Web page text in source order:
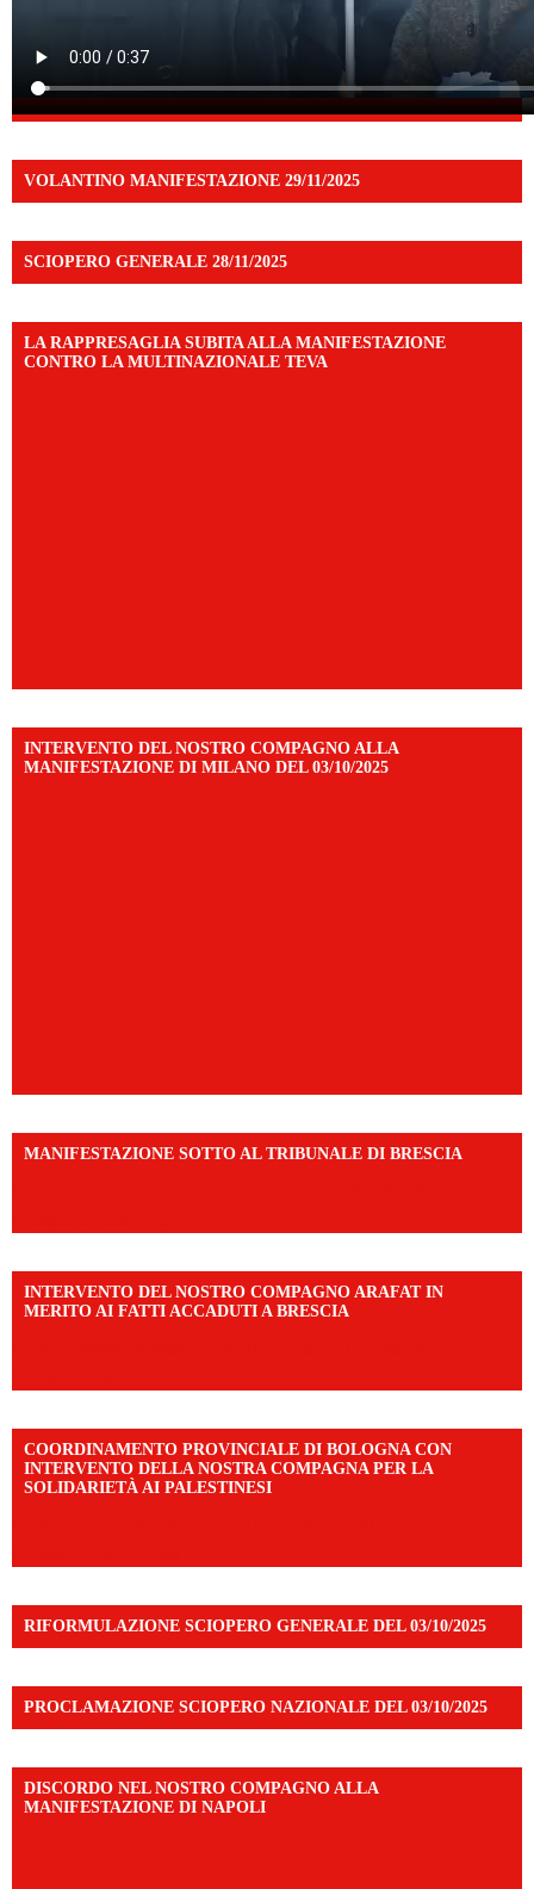
VOLANTINO MANIFESTAZIONE 29/11/2025
SCIOPERO GENERALE 28/11/2025
LA RAPPRESAGLIA SUBITA ALLA MANIFESTAZIONE
CONTRO LA MULTINAZIONALE TEVA
INTERVENTO DEL NOSTRO COMPAGNO ALLA
MANIFESTAZIONE DI MILANO DEL 03/10/2025
MANIFESTAZIONE SOTTO AL TRIBUNALE DI BRESCIA
INTERVENTO DEL NOSTRO COMPAGNO ARAFAT IN
MERITO AI FATTI ACCADUTI A BRESCIA
COORDINAMENTO PROVINCIALE DI BOLOGNA CON
INTERVENTO DELLA NOSTRA COMPAGNA PER LA
SOLIDARIETÀ AI PALESTINESI
RIFORMULAZIONE SCIOPERO GENERALE DEL 03/10/2025
PROCLAMAZIONE SCIOPERO NAZIONALE DEL 03/10/2025
DISCORDO NEL NOSTRO COMPAGNO ALLA
MANIFESTAZIONE DI NAPOLI